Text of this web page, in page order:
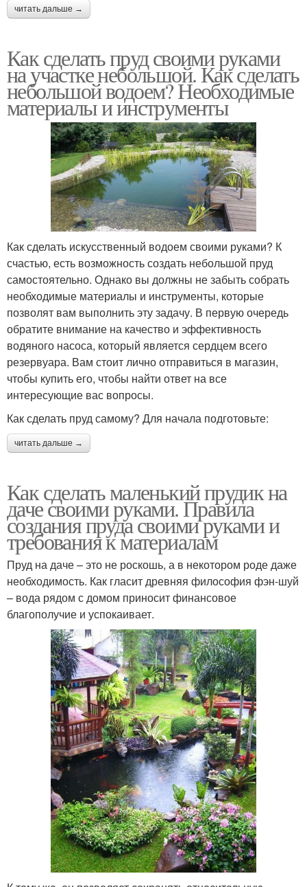
читать дальше →
Как сделать пруд своими руками
на участке небольшой. Как сделать
небольшой водоем? Необходимые
материалы и инструменты
Как сделать искусственный водоем своими руками? К
счастью, есть возможность создать небольшой пруд
самостоятельно. Однако вы должны не забыть собрать
необходимые материалы и инструменты, которые
позволят вам выполнить эту задачу. В первую очередь
обратите внимание на качество и эффективность
водяного насоса, который является сердцем всего
резервуара. Вам стоит лично отправиться в магазин,
чтобы купить его, чтобы найти ответ на все
интересующие вас вопросы.
Как сделать пруд самому? Для начала подготовьте:
читать дальше →
Как сделать маленький прудик на
даче своими руками. Правила
создания пруда своими руками и
требования к материалам
Пруд на даче – это не роскошь, а в некотором роде даже
необходимость. Как гласит древняя философия фэн-шуй
– вода рядом с домом приносит финансовое
благополучие и успокаивает.